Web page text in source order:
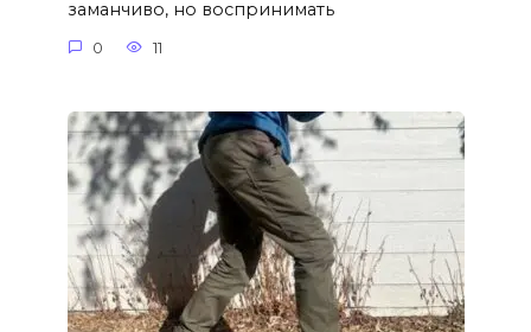
заманчиво, но воспринимать
0 11